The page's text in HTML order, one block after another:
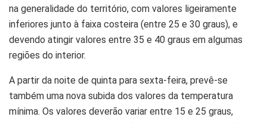
na generalidade do território, com valores ligeiramente
inferiores junto à faixa costeira (entre 25 e 30 graus), e
devendo atingir valores entre 35 e 40 graus em algumas
regiões do interior.
A partir da noite de quinta para sexta-feira, prevê-se
também uma nova subida dos valores da temperatura
mínima. Os valores deverão variar entre 15 e 25 graus,